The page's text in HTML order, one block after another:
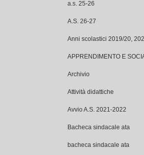
a.s. 25-26
A.S. 26-27
Anni scolastici 2019/20,
APPRENDIMENTO E
Archivio
Attività didattiche
Avvio A.S. 2021-2022
Bacheca sindacale ata
bacheca sindacale ata